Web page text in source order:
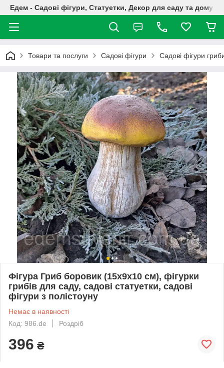
Едем - Садові фігури, Статуетки, Декор для саду та дому
Товари та послуги Садові фігури Садові фігури
Фігура Гриб боровик (15х9х10 см), фігурки
грибів для саду, садові статуетки, садові
фігури з полістоуну
Немає в наявності
Код: 986.de
Роздріб
396 ₴